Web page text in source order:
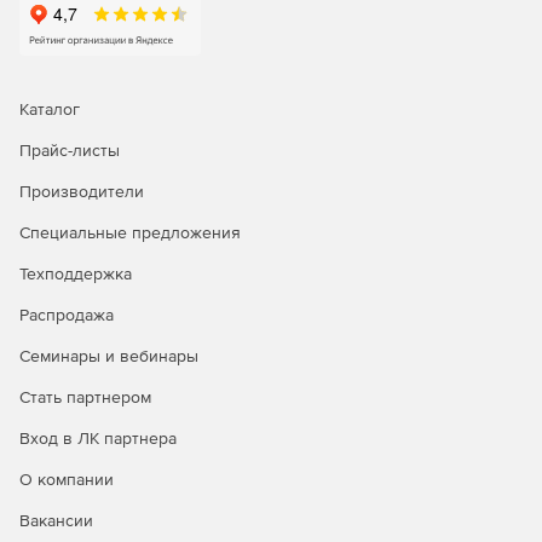
WhatsUp Gold собирает записи потока при помощи Cisco
NetFlow, NetFlow-Lite и NSEL, Juniper J-Flow, sFlow и
установить политики использования полосы
оповещение и создание отчетов о трафике интерфейса и
Предоставляются подробные и исполнимые данные об
основных отправителях, получателях, обмене данными,
способность.
Мониторинг виртуальной среды
сопоставления, наблюдения, оповещения и создания
гостевых устройств ESX и ESXi в реальном времени.
Система поддерживает актуальный список всех узлов и
Каталог
Прайс-листы
Производители
Специальные предложения
Техподдержка
Распродажа
Семинары и вебинары
Стать партнером
Вход в ЛК партнера
О компании
Вакансии